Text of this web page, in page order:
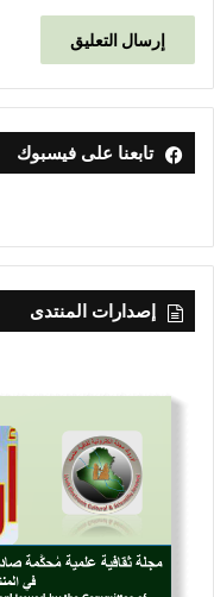
تابعنا على فيسبوك
إصدارات المنتدى